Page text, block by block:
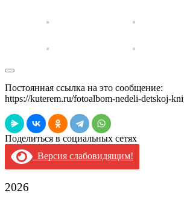
Постоянная ссылка на это сообщение:
https://kuterem.ru/fotoalbom-nedeli-detskoj-
Поделиться в социальных сетях
Версия слабовидящим!
2026